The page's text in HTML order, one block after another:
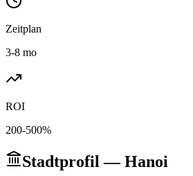
Zeitplan
3-8 mo
ROI
200-500%
Stadtprofil — Hanoi